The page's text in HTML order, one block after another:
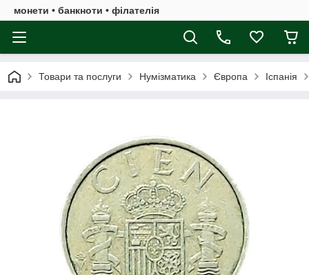
монети • банкноти • філателія
Товари та послуги Нумізматика Європа Іспанія